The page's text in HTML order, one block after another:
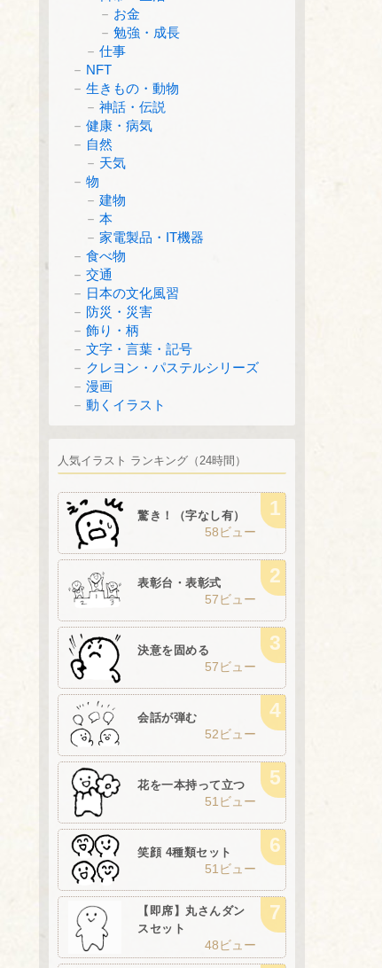
お金
勉強・成長
仕事
NFT
生きもの・動物
神話・伝説
健康・病気
自然
天気
物
建物
本
家電製品・IT機器
食べ物
交通
日本の文化風習
防災・災害
飾り・柄
文字・言葉・記号
クレヨン・パステルシリーズ
漫画
動くイラスト
人気イラスト ランキング（24時間）
驚き！（字なし有）
58ビュー
表彰台・表彰式
57ビュー
決意を固める
57ビュー
会話が弾む
52ビュー
花を一本持って立つ
51ビュー
笑顔 4種類セット
51ビュー
【即席】丸さんダン
スセット
48ビュー